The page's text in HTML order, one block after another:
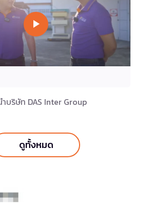
ำบริษัท DAS Inter Group
ดูทั้งหมด